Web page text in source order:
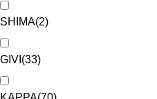
SHIMA(2)
GIVI (33)